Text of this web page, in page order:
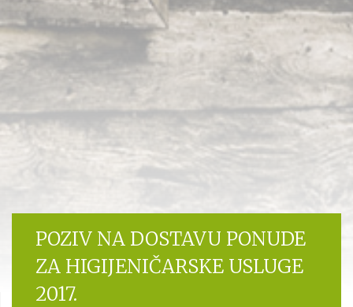
POZIV NA DOSTAVU PONUDE
ZA HIGIJENIČARSKE USLUGE
2017.